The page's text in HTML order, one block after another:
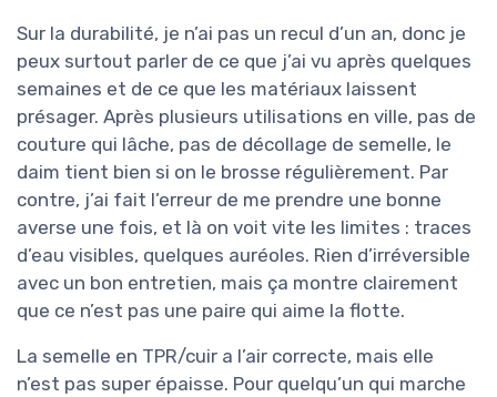
Sur la durabilité, je n’ai pas un recul d’un an, donc je
peux surtout parler de ce que j’ai vu après quelques
semaines et de ce que les matériaux laissent
présager. Après plusieurs utilisations en ville, pas de
couture qui lâche, pas de décollage de semelle, le
daim tient bien si on le brosse régulièrement. Par
contre, j’ai fait l’erreur de me prendre une bonne
averse une fois, et là on voit vite les limites : traces
d’eau visibles, quelques auréoles. Rien d’irréversible
avec un bon entretien, mais ça montre clairement
que ce n’est pas une paire qui aime la flotte.
La semelle en TPR/cuir a l’air correcte, mais elle
n’est pas super épaisse. Pour quelqu’un qui marche